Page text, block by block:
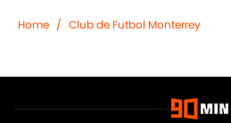
Home / Club de Futbol Monterrey